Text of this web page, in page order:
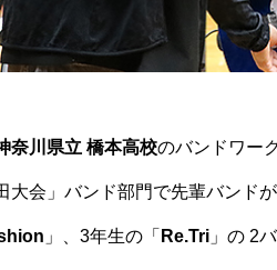
奈川県立 橋本高校のバンドワー
大会」バンド部門で先輩バンド
」、3年生の「 Re.Tri 」の 2